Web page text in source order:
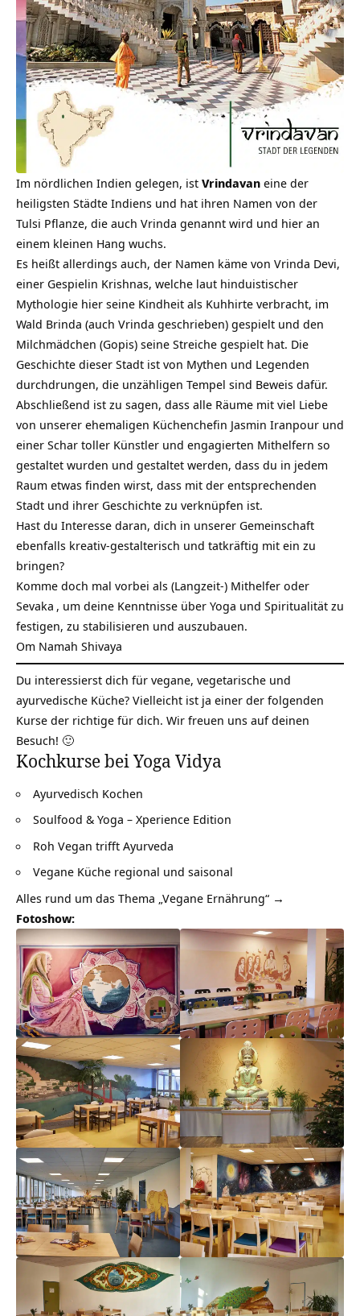
Im nördlichen Indien gelegen, ist Vrindavan eine der
heiligsten Städte Indiens und hat ihren Namen von der
Tulsi Pflanze, die auch Vrinda genannt wird und hier an
einem kleinen Hang wuchs.
Es heißt allerdings auch, der Namen käme von Vrinda Devi,
einer Gespielin Krishnas, welche laut hinduistischer
Mythologie hier seine Kindheit als Kuhhirte verbracht, im
Wald Brinda (auch Vrinda geschrieben) gespielt und den
Milchmädchen (Gopis) seine Streiche gespielt hat. Die
Geschichte dieser Stadt ist von Mythen und Legenden
durchdrungen, die unzähligen Tempel sind Beweis dafür.
Abschließend ist zu sagen, dass alle Räume mit viel Liebe
von unserer ehemaligen Küchenchefin Jasmin Iranpour und
einer Schar toller Künstler und engagierten Mithelfern so
gestaltet wurden und gestaltet werden, dass du in jedem
Raum etwas finden wirst, dass mit der entsprechenden
Stadt und ihrer Geschichte zu verknüpfen ist.
Hast du Interesse daran, dich in unserer Gemeinschaft
ebenfalls kreativ-gestalterisch und tatkräftig mit ein zu
bringen?
Komme doch mal vorbei als (Langzeit-) Mithelfer oder
Sevaka , um deine Kenntnisse über Yoga und Spiritualität zu
festigen, zu stabilisieren und auszubauen.
Om Namah Shivaya
Du interessierst dich für vegane, vegetarische und
ayurvedische Küche? Vielleicht ist ja einer der folgenden
Kurse der richtige für dich. Wir freuen uns auf deinen
Besuch! 🙂
Kochkurse bei Yoga Vidya
Ayurvedisch Kochen
Soulfood & Yoga – Xperience Edition
Roh Vegan trifft Ayurveda
Vegane Küche regional und saisonal
Alles rund um das Thema „Vegane Ernährung“ →
Fotoshow: